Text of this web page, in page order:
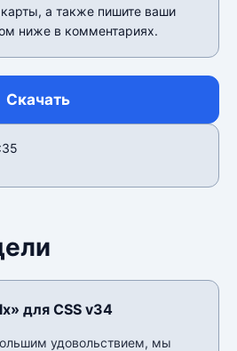
а также пишите ваши
ниже в комментариях.
Скачать
для CSS v34
удовольствием, мы